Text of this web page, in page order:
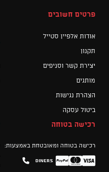
פרטים חשובים
אודות אלפיין סטייל
תקנון
יצירת קשר וסניפים
מותגים
הצהרת נגישות
ביטול עסקה
רכישה בטוחה
רכישה בטוחה ומאובטחת באמצעות:
Visa
Mastercard
PayPal
Diners